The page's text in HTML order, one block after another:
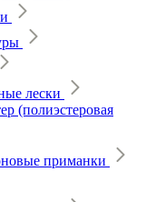
лески
(полиэстеровая
приманки